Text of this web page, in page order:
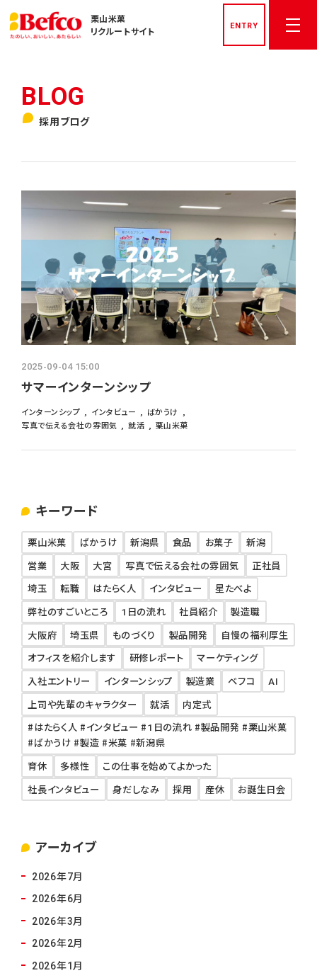
栗山米菓
リクルートサイト
ENTRY
先輩社員インタビュー
栗山米菓を知る
数字でみる栗山米菓
私たちの文化
よくあるご質問
採用ブログ
2025-09-04 15:00
サマーインターンシップ
インターンシップ インタビュー
ばかうけ
写真で伝える会社の雰囲気
就活 栗山米菓
キーワード
栗山米菓 ばかうけ 新潟県 食品 お菓子
新潟
営業
大阪 大宮 写真で伝える会社の雰囲気
正社員
埼玉
転職 はたらく人 インタビュー
星たべよ
弊社のすごいところ
1日の流れ 社員紹介
製造職
大阪府
埼玉県 ものづくり 製品開発
自慢の福利厚生
オフィスを紹介します
研修レポート
マーケティング
入社エントリー
インターンシップ 製造業 ベフコ
AI
上司や先輩のキャラクター
就活
内定式
#はたらく人 #インタビュー #1日の流れ #製品開発 #栗山米菓
#ばかうけ #製造 #米菓 #新潟県
育休
多様性
この仕事を始めてよかった
社長インタビュー
身だしなみ 採用 産休 お誕生日会
アーカイブ
2026年7月
2026年6月
2026年3月
2026年2月
2026年1月